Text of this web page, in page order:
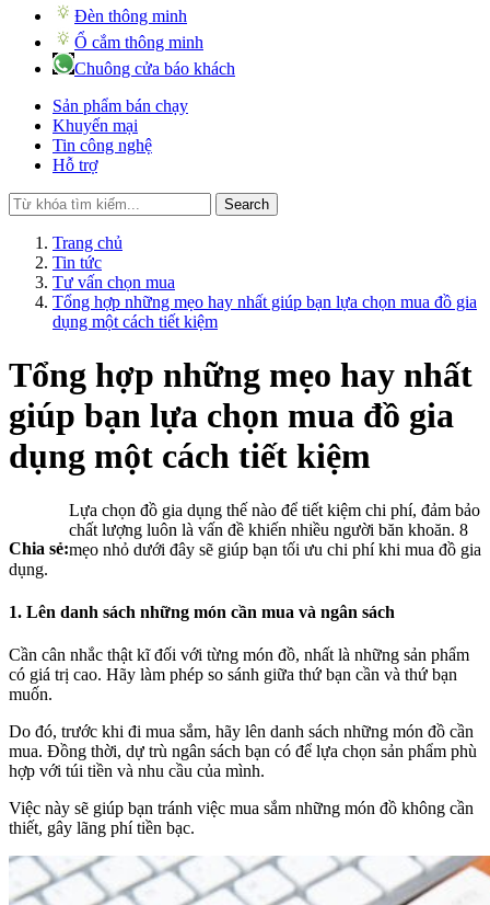
Đèn thông minh
Ổ cắm thông minh
Chuông cửa báo khách
Sản phẩm bán chạy
Khuyến mại
Tin công nghệ
Hỗ trợ
Search
Trang chủ
Tin tức
Tư vấn chọn mua
Tổng hợp những mẹo hay nhất giúp bạn lựa chọn mua đồ gia
dụng một cách tiết kiệm
Tổng hợp những mẹo hay nhất
giúp bạn lựa chọn mua đồ gia
dụng một cách tiết kiệm
Chia sẻ:
Lựa chọn đồ gia dụng thế nào để tiết kiệm chi phí, đảm bảo
chất lượng luôn là vấn đề khiến nhiều người băn khoăn. 8
mẹo nhỏ dưới đây sẽ giúp bạn tối ưu chi phí khi mua đồ gia
dụng.
1. Lên danh sách những món cần mua và ngân sách
Cần cân nhắc thật kĩ đối với từng món đồ, nhất là những sản phẩm
có giá trị cao. Hãy làm phép so sánh giữa thứ bạn cần và thứ bạn
muốn.
Do đó, trước khi đi mua sắm, hãy lên danh sách những món đồ cần
mua. Đồng thời, dự trù ngân sách bạn có để lựa chọn sản phẩm phù
hợp với túi tiền và nhu cầu của mình.
Việc này sẽ giúp bạn tránh việc mua sắm những món đồ không cần
thiết, gây lãng phí tiền bạc.